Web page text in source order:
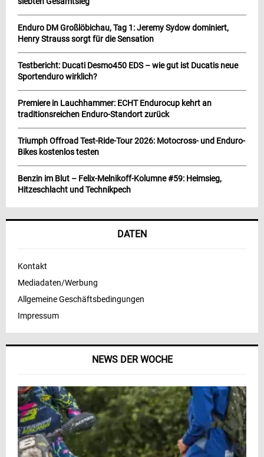
NEWS DER WOCHE
Enduro DM Großlöbichau, Tag 1: Jeremy Sydow dominiert,
Henry Strauss sorgt für die Sensation
Testbericht: Ducati Desmo450 EDS – wie gut ist Ducatis neue
Sportenduro wirklich?
Premiere in Lauchhammer: ECHT Endurocup kehrt an
traditionsreichen Enduro-Standort zurück
Triumph Offroad Test-Ride-Tour 2026: Motocross- und Enduro-
Bikes kostenlos testen
Benzin im Blut – Felix-Melnikoff-Kolumne #59: Heimsieg,
Hitzeschlacht und Technikpech
DATEN
Kontakt
Mediadaten/Werbung
Allgemeine Geschäftsbedingungen
Impressum